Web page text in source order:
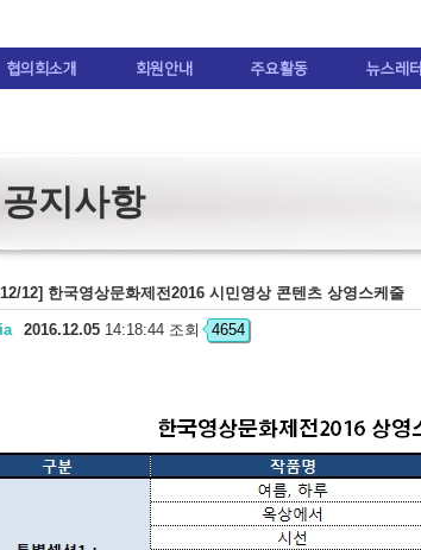
협의회소개 회원안내 주요활동 뉴스레터
공지사항
12] 한국영상문화제전2016 시민영상 콘텐츠 상영스케줄
2016.12.05 14:18:44 조회 4654